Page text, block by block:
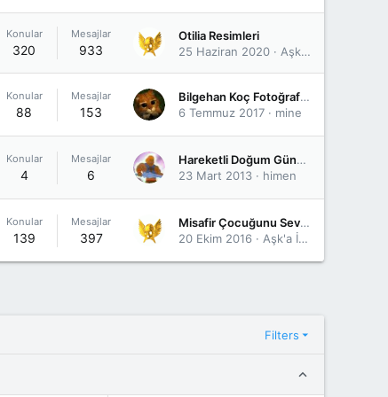
Konular
320
Mesajlar
933
Otilia Resimleri
25 Haziran 2020
Aşk'a İnanmışt'ı
Konular
88
Mesajlar
153
Bilgehan Koç Fotoğrafları
6 Temmuz 2017
mine
Konular
4
Mesajlar
6
Hareketli Doğum Günü E kartları
23 Mart 2013
himen
Konular
139
Mesajlar
397
Misafir Çocuğunu Severken Biz
20 Ekim 2016
Aşk'a İnanmışt'ı
Filters